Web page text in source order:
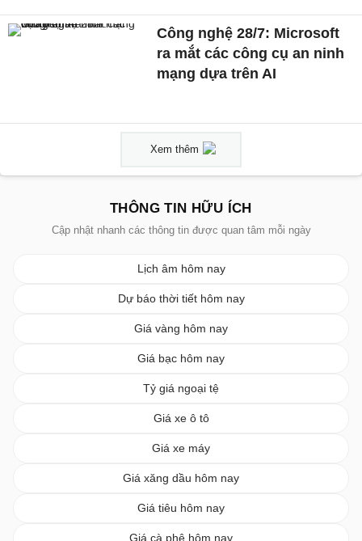
Công nghệ 28/7: Microsoft
ra mắt các công cụ an ninh
mạng dựa trên AI
Xem thêm
THÔNG TIN HỮU ÍCH
Cập nhật nhanh các thông tin được quan tâm mỗi ngày
Lịch âm hôm nay
Dự báo thời tiết hôm nay
Giá vàng hôm nay
Giá bạc hôm nay
Tỷ giá ngoại tệ
Giá xe ô tô
Giá xe máy
Giá xăng dầu hôm nay
Giá tiêu hôm nay
Giá cà phê hôm nay